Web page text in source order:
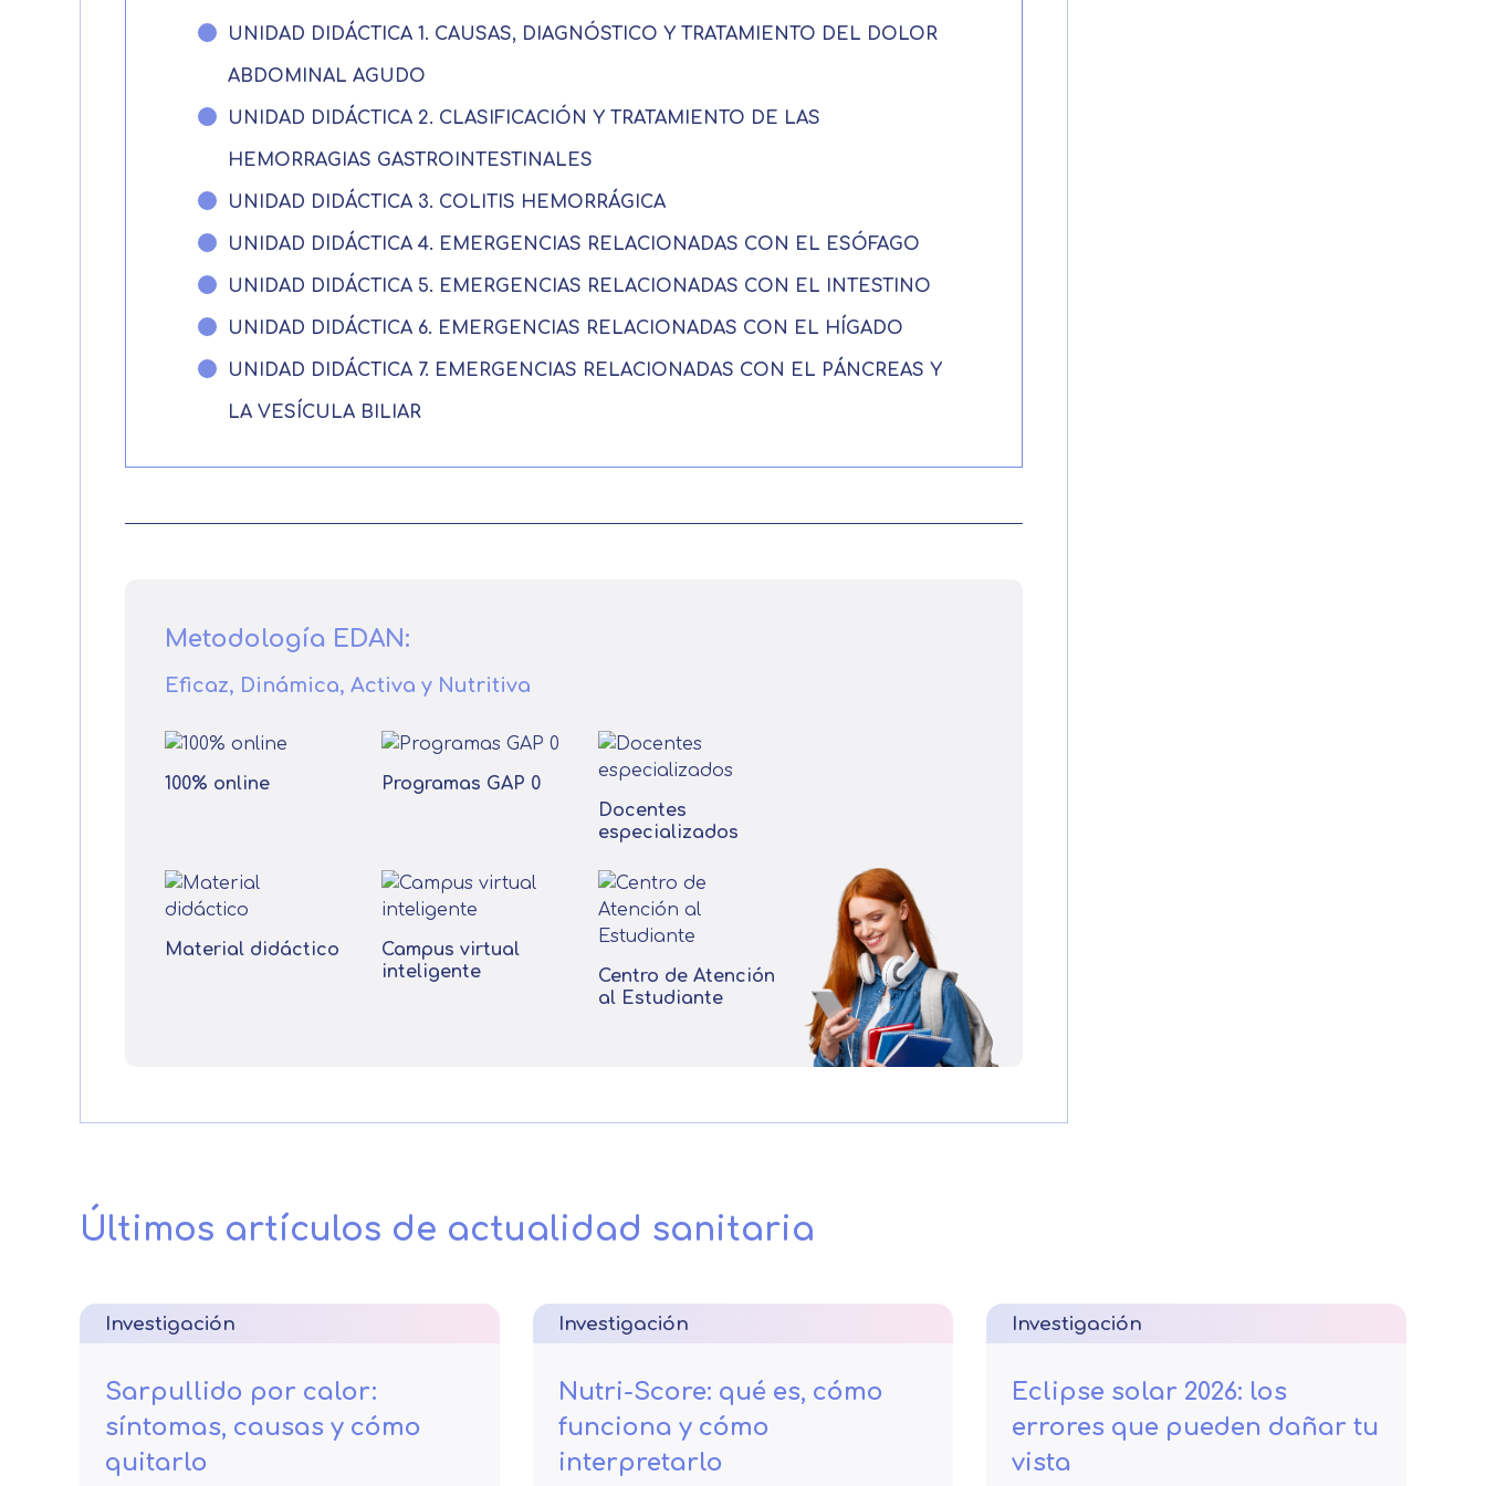
UNIDAD DIDÁCTICA 1. CAUSAS, DIAGNÓSTICO Y TRATAMIENTO DEL DOLOR
ABDOMINAL AGUDO
UNIDAD DIDÁCTICA 2. CLASIFICACIÓN Y TRATAMIENTO DE LAS
HEMORRAGIAS GASTROINTESTINALES
UNIDAD DIDÁCTICA 3. COLITIS HEMORRÁGICA
UNIDAD DIDÁCTICA 4. EMERGENCIAS RELACIONADAS CON EL ESÓFAGO
UNIDAD DIDÁCTICA 5. EMERGENCIAS RELACIONADAS CON EL INTESTINO
UNIDAD DIDÁCTICA 6. EMERGENCIAS RELACIONADAS CON EL HÍGADO
UNIDAD DIDÁCTICA 7. EMERGENCIAS RELACIONADAS CON EL PÁNCREAS Y
LA VESÍCULA BILIAR
Metodología EDAN:
Eficaz, Dinámica, Activa y Nutritiva
100% online
Programas GAP 0
Docentes
especializados
Material didáctico
Campus virtual
inteligente
Centro de Atención
al Estudiante
Últimos artículos de actualidad sanitaria
Investigación
Sarpullido por calor:
síntomas, causas y cómo
quitarlo
Investigación
Nutri-Score: qué es, cómo
funciona y cómo
interpretarlo
Investigación
Eclipse solar 2026: los
errores que pueden dañar tu
vista